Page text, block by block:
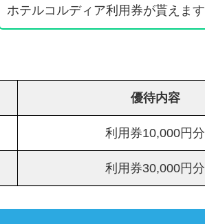
ホテルコルディア利用券が貰えます
優待内容
利用券10,000円分
利用券30,000円分